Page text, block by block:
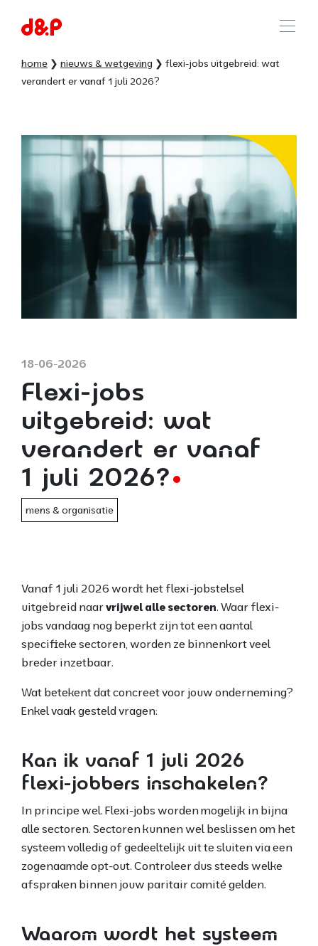
home nieuws & wetgeving
flexi-jobs uitgebreid: wat
verandert er vanaf 1 juli 2026?
18-06-2026
Flexi-jobs
uitgebreid: wat
verandert er vanaf
1 juli 2026?
mens & organisatie
Vanaf 1 juli 2026 wordt het flexi-jobstelsel
uitgebreid naarvrijwel alle sectoren. Waar flexi-
jobs vandaag nog beperkt zijn tot een aantal
specifieke sectoren, worden ze binnenkort veel
breder inzetbaar.
Wat betekent dat concreet voor jouw onderneming?
Enkel vaak gesteld vragen:
Kan ik vanaf 1 juli 2026
flexi-jobbers inschakelen?
In principe wel. Flexi-jobs worden mogelijk in bijna
alle sectoren. Sectoren kunnen wel beslissen om het
systeem volledig of gedeeltelijk uit te sluiten via een
zogenaamde opt-out. Controleer dus steeds welke
afspraken binnen jouw paritair comité gelden.
Waarom wordt het systeem